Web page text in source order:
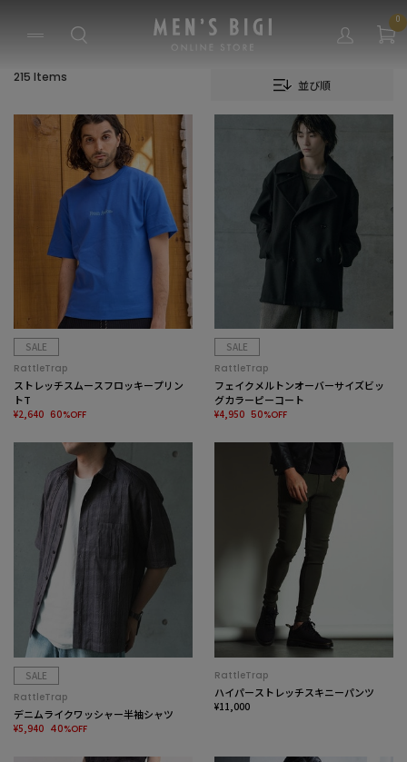
0
215 Items 並び順
SALE
RattleTrap
ストレッチスムースフロッキープリン
トT
¥2,640 60%OFF
SALE
RattleTrap
フェイクメルトンオーバーサイズビッ
グカラーピーコート
¥4,950 50%OFF
SALE
RattleTrap
デニムライクワッシャー半袖シャツ
¥5,940 40%OFF
RattleTrap
ハイパーストレッチスキニーパンツ
¥11,000